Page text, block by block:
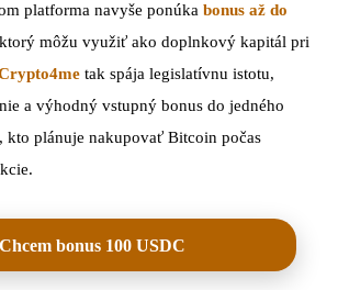
platforma navyše ponúka bonus až do
môžu využiť ako doplnkový kapitál pri
tak spája legislatívnu istotu,
a výhodný vstupný bonus do jedného
kto plánuje nakupovať Bitcoin počas
Chcem bonus 100 USDC